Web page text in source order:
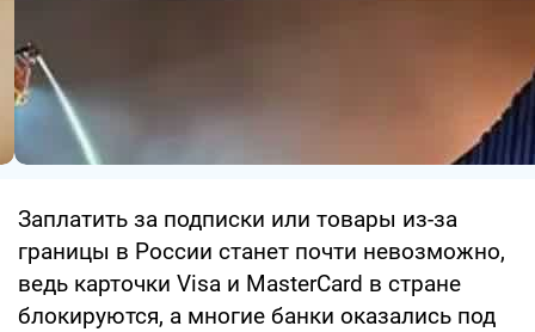
Заплатить за подписки или товары из-за
границы в России станет почти невозможно,
ведь карточки Visa и MasterCard в стране
блокируются, а многие банки оказались под